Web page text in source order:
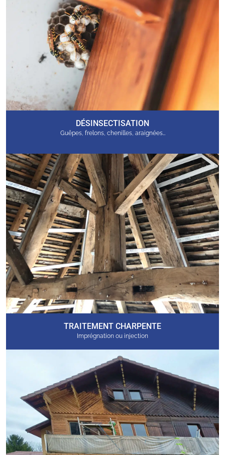
DÉSINSECTISATION
Guêpes, frelons, chenilles, araignées…
TRAITEMENT CHARPENTE
Imprégnation ou injection